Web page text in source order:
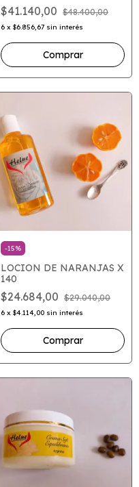
$41.140,00 $48.400,00
6 x $6.856,67 sin interés
-15%
LOCION DE NARANJAS X
140
$24.684,00 $29.040,00
6 x $4.114,00 sin interés